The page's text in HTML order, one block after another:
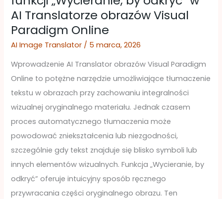
AI Translatorze obrazów Visual
Paradigm Online
AI Image Translator / 5 marca, 2026
Wprowadzenie AI Translator obrazów Visual Paradigm
Online to potężne narzędzie umożliwiające tłumaczenie
tekstu w obrazach przy zachowaniu integralności
wizualnej oryginalnego materiału. Jednak czasem
proces automatycznego tłumaczenia może
powodować zniekształcenia lub niezgodności,
szczególnie gdy tekst znajduje się blisko symboli lub
innych elementów wizualnych. Funkcja „Wycieranie, by
odkryć” oferuje intuicyjny sposób ręcznego
przywracania części oryginalnego obrazu. Ten
korzystanie
z
funkcji
by
Translatorze
obrazów
Visual
Paradigm
Online